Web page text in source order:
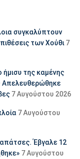
συγκαλύπτουν
των Χούθι 7
της καμένης
Απελευθερώθηκε
7 Αυγούστου 2026
7 Αυγούστου
Έβγαλε 12
7 Αυγούστου